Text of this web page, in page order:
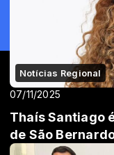
Notícias Regional
07/11/2025
Thaís Santiago
de São